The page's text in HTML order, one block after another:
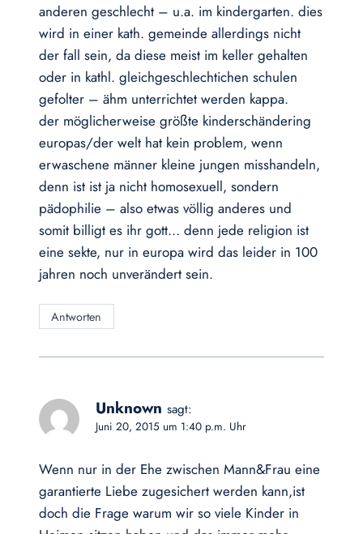
anderen geschlecht – u.a. im kindergarten. dies
wird in einer kath. gemeinde allerdings nicht
der fall sein, da diese meist im keller gehalten
oder in kathl. gleichgeschlechtichen schulen
gefolter – ähm unterrichtet werden kappa.
der möglicherweise größte kinderschändering
europas/der welt hat kein problem, wenn
erwaschene männer kleine jungen misshandeln,
denn ist ist ja nicht homosexuell, sondern
pädophilie – also etwas völlig anderes und
somit billigt es ihr gott… denn jede religion ist
eine sekte, nur in europa wird das leider in 100
jahren noch unverändert sein.
Antworten
Unknown sagt:
Juni 20, 2015 um 1:40 p.m. Uhr
Wenn nur in der Ehe zwischen Mann&Frau eine
garantierte Liebe zugesichert werden kann,ist
doch die Frage warum wir so viele Kinder in